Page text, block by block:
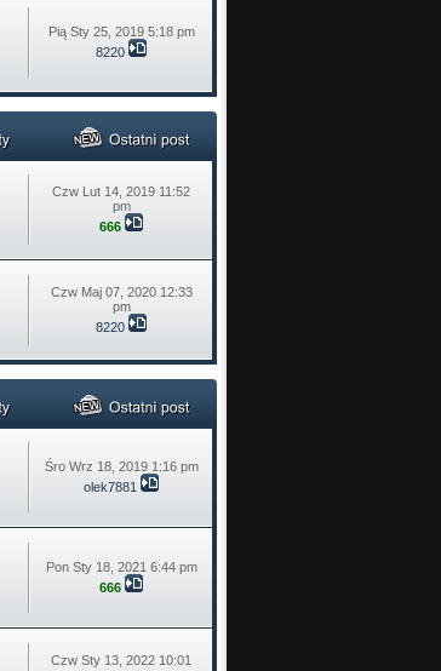
Pią Sty 25, 2019 5:18 pm
8220
Czw Lut 14, 2019 11:52
pm
666
Czw Maj 07, 2020 12:33
pm
8220
Śro Wrz 18, 2019 1:16 pm
olek7881
Pon Sty 18, 2021 6:44 pm
666
Czw Sty 13, 2022 10:01